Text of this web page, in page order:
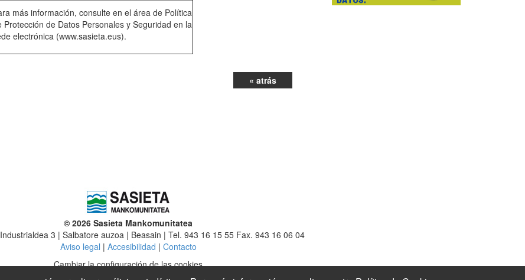
más información, consulte en el área de Política
Protección de Datos Personales y Seguridad en la
electrónica (www.sasieta.eus).
« atrás
© 2026 Sasieta Mankomunitatea
3 | Salbatore auzoa | Beasain | Tel. 943 16 15 55 Fax. 943 16 06 04
Aviso legal | Accesibilidad | Contacto
Cambiar la configuración de las cookies